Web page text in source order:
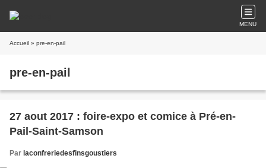
MENU
Accueil » pre-en-pail
pre-en-pail
27 aout 2017 : foire-expo et comice à Pré-en-
Pail-Saint-Samson
Par laconfreriedesfinsgoustiers